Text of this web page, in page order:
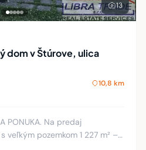
13
dom v Štúrove, ulica
10,8 km
PONUKA. Na predaj
veľkým pozemkom 1 227 m² –
bývanie, penzión alebo sídlo